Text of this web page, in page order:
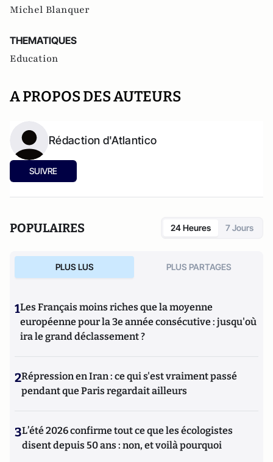
Michel Blanquer
THEMATIQUES
Education
A PROPOS DES AUTEURS
Rédaction d'Atlantico
SUIVRE
POPULAIRES 24 Heures 7 Jours
PLUS LUS PLUS PARTAGES
1Les Français moins riches que la moyenne
européenne pour la 3e année consécutive : jusqu'où
ira le grand déclassement ?
2Répression en Iran : ce qui s'est vraiment passé
pendant que Paris regardait ailleurs
3L’été 2026 confirme tout ce que les écologistes
disent depuis 50 ans : non, et voilà pourquoi